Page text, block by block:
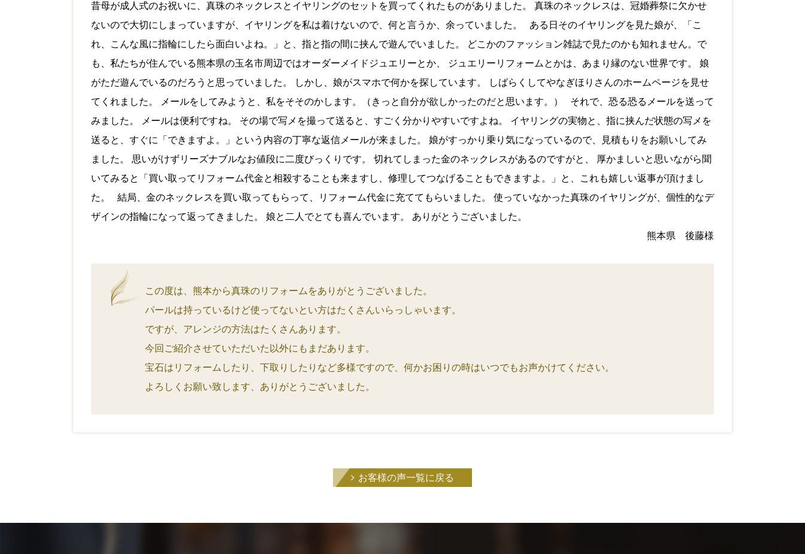
昔母が成人式のお祝いに、真珠のネックレスとイヤリングのセットを買ってくれたものがありました。 真珠のネックレスは、冠婚葬祭に欠かせ
ないので大切にしまっていますが、イヤリングを私は着けないので、何と言うか、余っていました。 ある日そのイヤリングを見た娘が、「こ
れ、こんな風に指輪にしたら面白いよね。」と、指と指の間に挟んで遊んでいました。 どこかのファッション雑誌で見たのかも知れません。で
も、私たちが住んでいる熊本県の玉名市周辺ではオーダーメイドジュエリーとか、 ジュエリーリフォームとかは、あまり縁のない世界です。 娘
がただ遊んでいるのだろうと思っていました。 しかし、娘がスマホで何かを探しています。 しばらくしてやなぎほりさんのホームページを見せ
てくれました。 メールをしてみようと、私をそそのかします。（きっと自分が欲しかったのだと思います。） それで、恐る恐るメールを送って
みました。 メールは便利ですね。 その場で写メを撮って送ると、すごく分かりやすいですよね。 イヤリングの実物と、指に挟んだ状態の写メを
送ると、すぐに「できますよ。」という内容の丁寧な返信メールが来ました。 娘がすっかり乗り気になっているので、見積もりをお願いしてみ
ました。 思いがけずリーズナブルなお値段に二度びっくりです。 切れてしまった金のネックレスがあるのですがと、 厚かましいと思いながら聞
いてみると「買い取ってリフォーム代金と相殺することも来ますし、修理してつなげることもできますよ。」と、これも嬉しい返事が頂けまし
た。 結局、金のネックレスを買い取ってもらって、リフォーム代金に充ててもらいました。 使っていなかった真珠のイヤリングが、個性的なデ
ザインの指輪になって返ってきました。 娘と二人でとても喜んでいます。 ありがとうございました。
熊本県 後藤様
この度は、熊本から真珠のリフォームをありがとうございました。
パールは持っているけど使ってないとい方はたくさんいらっしゃいます。
ですが、アレンジの方法はたくさんあります。
今回ご紹介させていただいた以外にもまだあります。
宝石はリフォームしたり、下取りしたりなど多様ですので、何かお困りの時はいつでもお声かけてください。
よろしくお願い致します、ありがとうございました。
お客様の声一覧に戻る